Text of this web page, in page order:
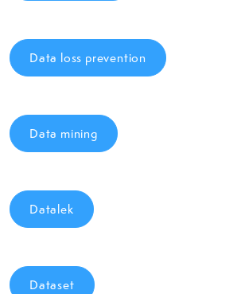
Data loss prevention
Data mining
Datalek
Dataset